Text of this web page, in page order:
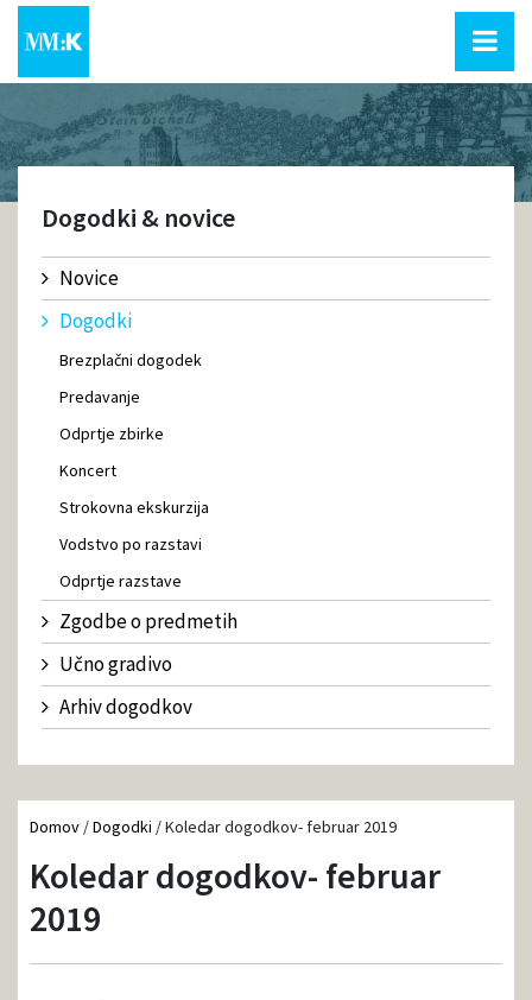
Dogodki & novice
Novice
Dogodki
Brezplačni dogodek
Predavanje
Odprtje zbirke
Koncert
Strokovna ekskurzija
Vodstvo po razstavi
Odprtje razstave
Zgodbe o predmetih
Učno gradivo
Arhiv dogodkov
Domov /Dogodki /Koledar dogodkov- februar 2019
Koledar dogodkov- februar
2019